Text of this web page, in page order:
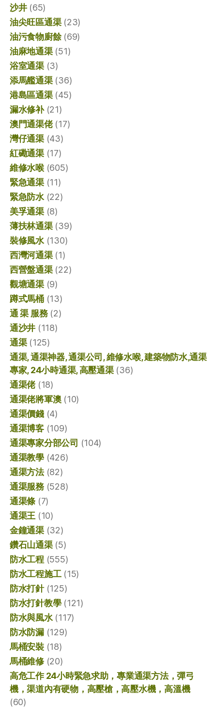
沙井(65)
油尖旺區通渠(23)
油污食物廚餘(69)
油麻地通渠(51)
浴室通渠(3)
添馬艦通渠(36)
港島區通渠(45)
漏水修补(21)
澳門通渠佬(17)
灣仔通渠(43)
紅磡通渠(17)
維修水喉(605)
緊急通渠(11)
緊急防水(22)
美孚通渠(8)
薄扶林通渠(39)
裝修風水(130)
西灣河通渠(1)
西營盤通渠(22)
觀塘通渠(9)
蹲式馬桶(13)
通 渠 服務(2)
通沙井 (118)
通渠(125)
通渠, 通渠神器, 通渠公司, 維修水喉, 建築物防水,通渠
專家, 24小時通渠, 高壓通渠(36)
通渠佬(18)
通渠佬將軍澳(10)
通渠價錢(4)
通渠博客(109)
通渠專家分部公司 (104)
通渠教學(426)
通渠方法(82)
通渠服務(528)
通渠條 (7)
通渠王 (10)
金鐘通渠(32)
鑽石山通渠(5)
防水工程(555)
防水工程施工(15)
防水打針(125)
防水打針教學(121)
防水與風水(117)
防水防漏(129)
馬桶安裝(18)
馬桶維修(20)
高危工作 24小時緊急求助，專業通渠方法，彈弓
機，渠道內有硬物，高壓槍，高壓水機，高溫機
(60)